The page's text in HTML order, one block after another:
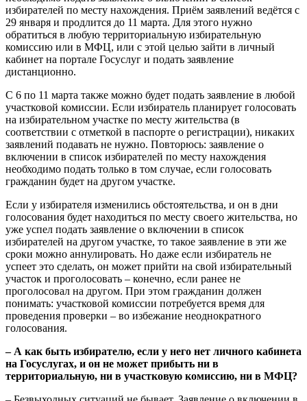
избирателей по месту нахождения. Приём заявлений ведётся с
29 января и продлится до 11 марта. Для этого нужно
обратиться в любую территориальную избирательную
комиссию или в МФЦ, или с этой целью зайти в личный
кабинет на портале Госуслуг и подать заявление
дистанционно.
С 6 по 11 марта также можно будет подать заявление в любой
участковой комиссии. Если избиратель планирует голосовать
на избирательном участке по месту жительства (в
соответствии с отметкой в паспорте о регистрации), никаких
заявлений подавать не нужно. Повторюсь: заявление о
включении в список избирателей по месту нахождения
необходимо подать только в том случае, если голосовать
гражданин будет на другом участке.
Если у избирателя изменились обстоятельства, и он в дни
голосования будет находиться по месту своего жительства, но
уже успел подать заявление о включении в список
избирателей на другом участке, то такое заявление в эти же
сроки можно аннулировать. Но даже если избиратель не
успеет это сделать, он может прийти на свой избирательный
участок и проголосовать – конечно, если ранее не
проголосовал на другом. При этом гражданин должен
понимать: участковой комиссии потребуется время для
проведения проверки – во избежание неоднократного
голосования.
– А как быть избирателю, если у него нет личного кабинета
на Госуслугах, и он не может прибыть ни в
территориальную, ни в участковую комиссию, ни в МФЦ?